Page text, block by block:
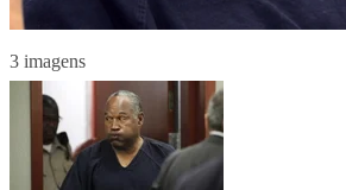
3 imagens